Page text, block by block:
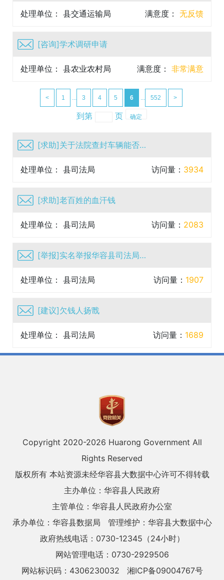
处理单位： 县交通运输局 满意度： 无反馈
[咨询]学术调研申请
处理单位： 县农业农村局 满意度： 非常满意
< 1 ... 3 4 5 6 ... 552 >
到第 页 确定
[求助]关于法院查封车辆能否买卖问题一事
处理单位： 县司法局 访问量： 3934
[求助]老百姓的血汗钱
处理单位： 县司法局 访问量： 2083
[举报]实名举报华容县司法局白丹严重违纪违法行为，作为国...
处理单位： 县司法局 访问量： 1907
[建议]欠钱人扬戬
处理单位： 县司法局 访问量： 1689
Copyright 2020-2026 Huarong Government All
Rights Reserved
版权所有 本站资源未经华容县大数据中心许可不得转载
主办单位：华容县人民政府
主管单位：华容县人民政府办公室
承办单位：华容县数据局
管理维护：华容县大数据中心
政府热线电话：0730-12345（24小时）
网站管理电话：0730-2929506
网站标识码：4306230032
湘ICP备09004767号